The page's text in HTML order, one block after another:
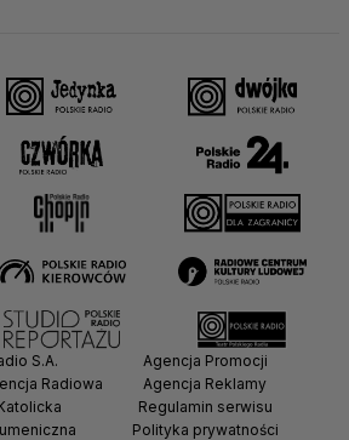
S.A.
Radiowa
Agencja Promocji
Agencja Reklamy
Regulamin serwisu
Polityka prywatności